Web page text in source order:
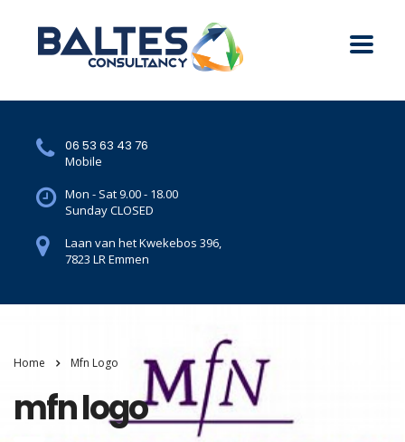
06 53 63 43 76
Mobile
Mon - Sat 9.00 - 18.00
Sunday CLOSED
Laan van het Kwekebos 396,
7823 LR Emmen
Home Mfn Logo
mfn logo